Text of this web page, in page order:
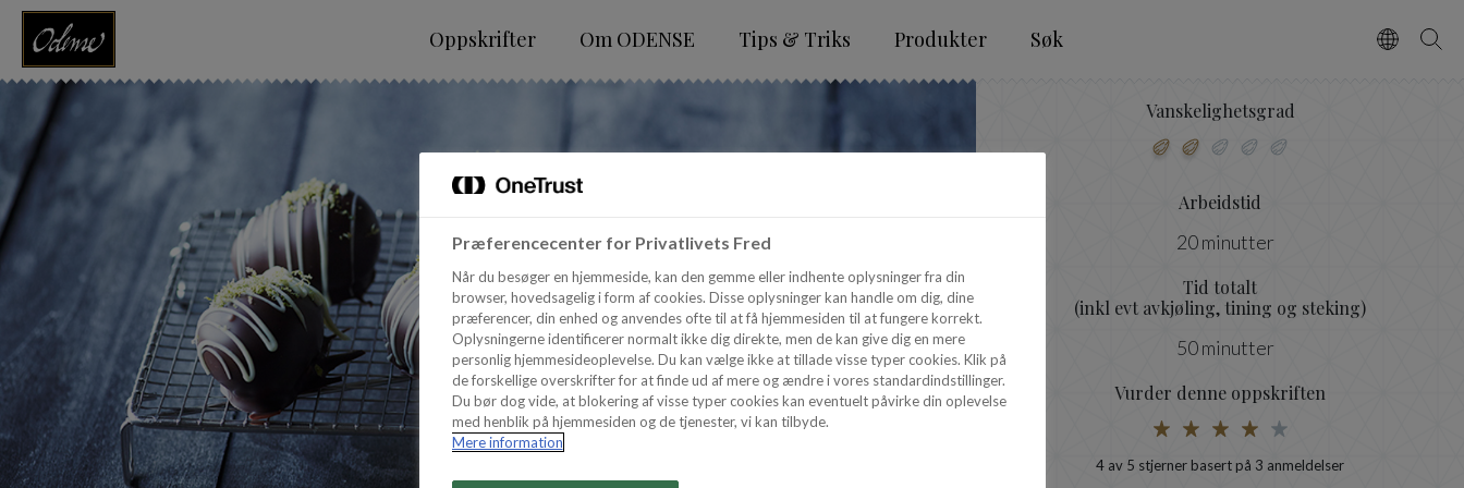
Oppskrifter Om ODENSE Tips & Triks Produkter Søk VælgSøg
Vanskelighetsgrad
Arbeidstid
20 minutter
Tid totalt
(inkl evt avkjøling, tining og steking)
50 minutter
Vurder denne oppskriften
4 av 5 stjerner basert på 3 anmeldelser
Præferencecenter for Privatlivets Fred
Når du besøger en hjemmeside, kan den gemme eller indhente oplysninger fra din
browser, hovedsagelig i form af cookies. Disse oplysninger kan handle om dig, dine
præferencer, din enhed og anvendes ofte til at få hjemmesiden til at fungere korrekt.
Oplysningerne identificerer normalt ikke dig direkte, men de kan give dig en mere
personlig hjemmesideoplevelse. Du kan vælge ikke at tillade visse typer cookies. Klik på
de forskellige overskrifter for at finde ud af mere og ændre i vores standardindstillinger.
Du bør dog vide, at blokering af visse typer cookies kan eventuelt påvirke din oplevelse
med henblik på hjemmesiden og de tjenester, vi kan tilbyde.
Mere information